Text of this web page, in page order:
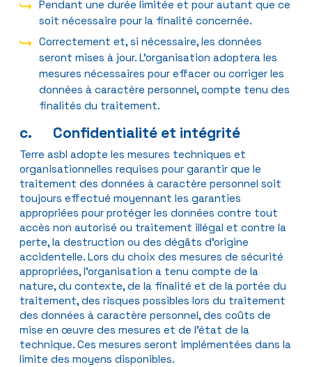
Pendant une durée limitée et pour autant que ce
soit nécessaire pour la finalité concernée.
Correctement et, si nécessaire, les données
seront mises à jour. L’organisation adoptera les
mesures nécessaires pour effacer ou corriger les
données à caractère personnel, compte tenu des
finalités du traitement.
c. Confidentialité et intégrité
Terre asbl adopte les mesures techniques et
organisationnelles requises pour garantir que le
traitement des données à caractère personnel soit
toujours effectué moyennant les garanties
appropriées pour protéger les données contre tout
accès non autorisé ou traitement illégal et contre la
perte, la destruction ou des dégâts d’origine
accidentelle. Lors du choix des mesures de sécurité
appropriées, l’organisation a tenu compte de la
nature, du contexte, de la finalité et de la portée du
traitement, des risques possibles lors du traitement
des données à caractère personnel, des coûts de
mise en œuvre des mesures et de l’état de la
technique. Ces mesures seront implémentées dans la
limite des moyens disponibles.